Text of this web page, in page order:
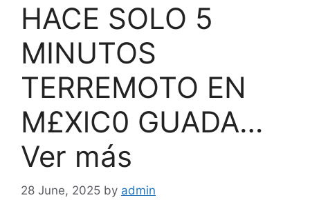
HACE SOLO 5
MINUTOS
TERREMOTO EN
M£XlC0 GUADA…
Ver más
28 June, 2025 by admin